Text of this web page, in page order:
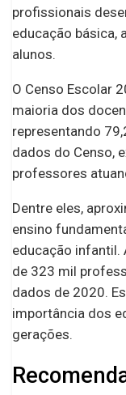
profissionais
educação básica,
alunos.
O Censo Escolar
maioria dos
representando
dados do Censo,
professores
Dentre eles,
ensino
educação infantil.
de 323 mil
dados de 2020.
importância dos
gerações.